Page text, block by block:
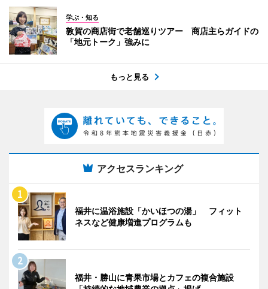
学ぶ・知る
敦賀の商店街で老舗巡りツアー 商店主らガイドの
「地元トーク」強みに
もっと見る
アクセスランキング
福井に温浴施設「かいほつの湯」 フィット
ネスなど健康増進プログラムも
福井・勝山に青果市場とカフェの複合施設